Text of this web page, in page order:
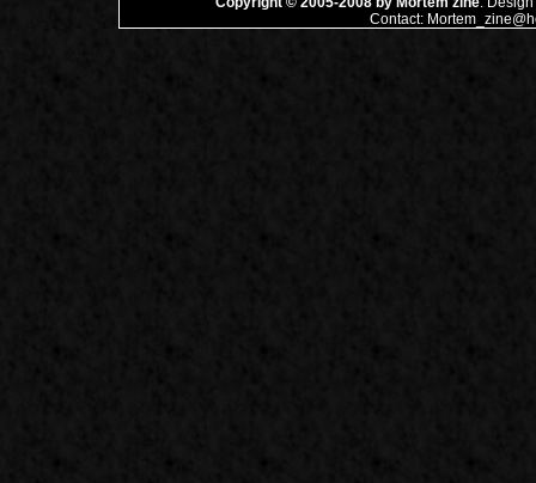
Contact: